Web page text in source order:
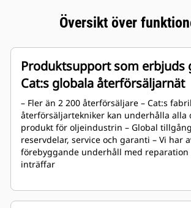
Översikt över
Produktsupport som erbjuds
Cat:s globala återförsäljarnät
– Fler än 2 200 återförsäljare – Cat:s
återförsäljartekniker kan underhålla alla
produkt för oljeindustrin – Global
reservdelar, service och garanti – Vi har
förebyggande underhåll med reparation
inträffar